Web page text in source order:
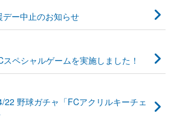
ー中止のお知らせ
ペシャルゲームを実施しました！
22 野球ガチャ「FCアクリルキーチェ